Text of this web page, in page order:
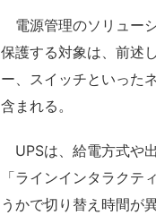
電源管理のソリュー
保護する対象は、前述
ー、スイッチといった
含まれる。
UPSは、給電方式や
「ラインインタラク
うかで切り替え時間が